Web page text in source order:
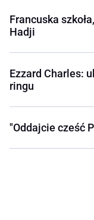
Francuska
Hadji
Ezzard Charles:
ringu
"Oddajcie cześć